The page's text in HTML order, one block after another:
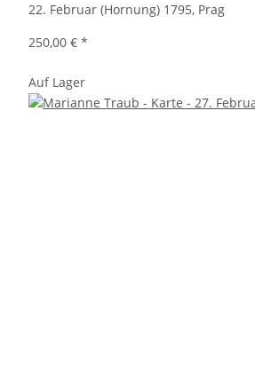
22. Februar (Hornung) 1795, Prag
250,00 € *
Auf Lager